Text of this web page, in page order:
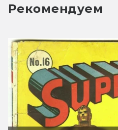
Рекомендуем